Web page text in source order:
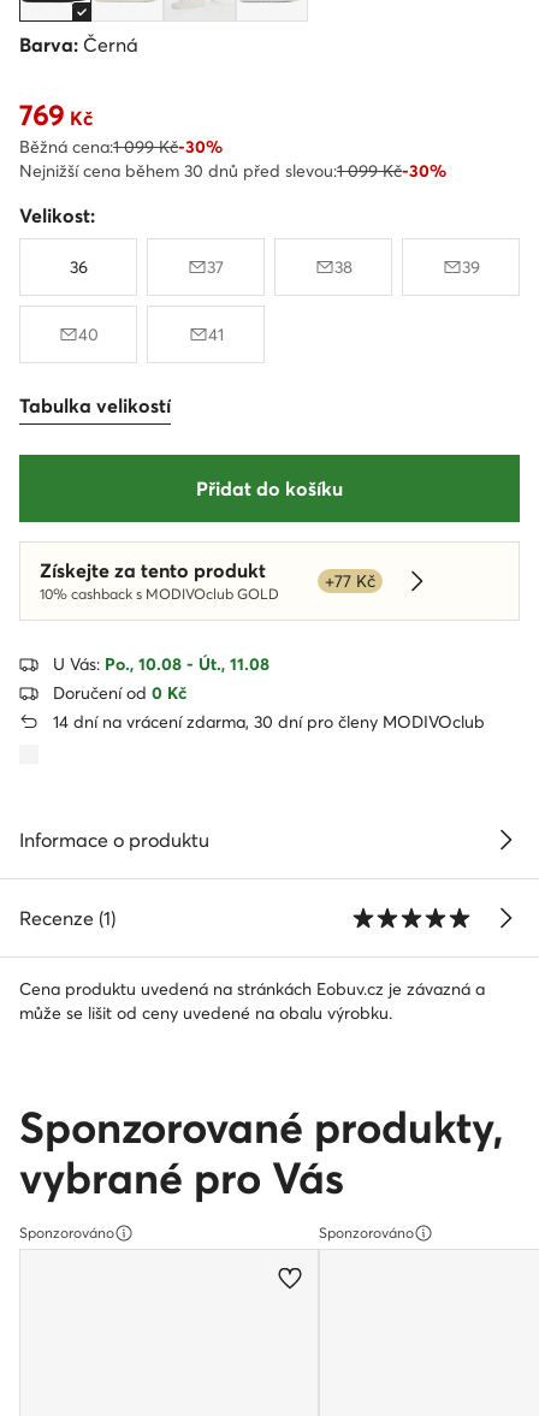
Barva: Černá
Aktuální cena 769 Kč
769 Kč
Běžná cena:1 099 Kč-30%
Nejnižší cena během 30 dnů před slevou:1 099 Kč-30%
Velikost:
36 37 38 39
40 41
Tabulka velikostí
Přidat do košíku
Získejte za tento produkt
10% cashback s MODIVOclub GOLD
+77 Kč
Dowiedz się
U Vás: Po., 10.08 - Út., 11.08
Doručení od 0 Kč
14 dní na vrácení zdarma, 30 dní pro členy MODIVOclub
Informace o produktu
Recenze (1)
Cena produktu uvedená na stránkách Eobuv.cz je závazná a
může se lišit od ceny uvedené na obalu výrobku.
Sponzorované produkty,
vybrané pro Vás
Sponzorováno Sponzorováno